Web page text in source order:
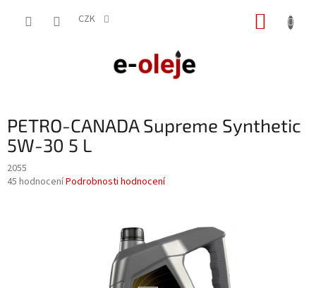
CZK
PETRO-CANADA Supreme Synthetic
5W-30 5 L
2055
Průměrné
45 hodnoceníPodrobnosti hodnocení